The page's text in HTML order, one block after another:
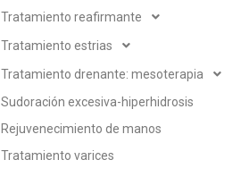
Tratamiento reafirmante
Tratamiento estrias
Tratamiento drenante: mesoterapia
Sudoración excesiva-hiperhidrosis
Rejuvenecimiento de manos
Tratamiento varices